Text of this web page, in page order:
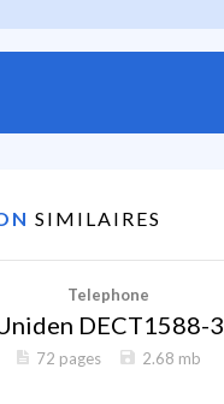
SIMILAIRES
Telephone
DECT1588-3
72 pages 2.68 mb